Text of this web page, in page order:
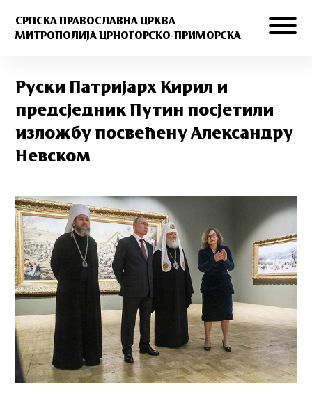
СРПСКА ПРАВОСЛАВНА ЦРКВА
МИТРОПОЛИЈА ЦРНОГОРСКО-ПРИМОРСКА
Руски Патријарх Кирил и
предсjедник Путин посjетили
изложбу посвећену Александру
Невском